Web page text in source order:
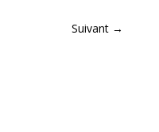
Suivant →